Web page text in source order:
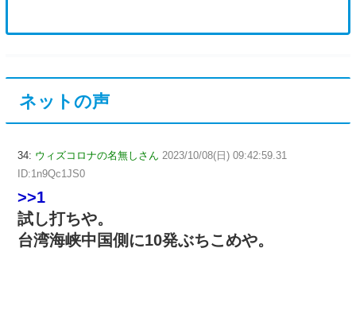
ネットの声
34: ウィズコロナの名無しさん 2023/10/08(日) 09:42:59.31
ID:1n9Qc1JS0
>>1
試し打ちや。
台湾海峡中国側に10発ぶちこめや。